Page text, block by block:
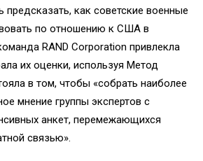
предсказать, как советские военные
по отношению к США в
RAND Corporation привлекла
их оценки, используя Метод
в том, чтобы «собрать наиболее
мнение группы экспертов с
анкет, перемежающихся
связью».